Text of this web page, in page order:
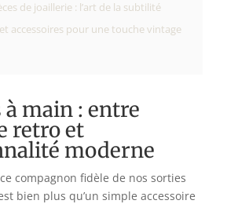
de joaillerie : l’art de la subtilité
accessoires pour une touche vintage
à main : entre
retro et
moderne
compagnon fidèle de nos sorties
bien plus qu’un simple accessoire